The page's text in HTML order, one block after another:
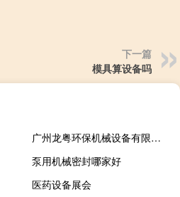
下一篇
模具算设备吗
广州龙粤环保机械设备有限公司
泵用机械密封哪家好
医药设备展会